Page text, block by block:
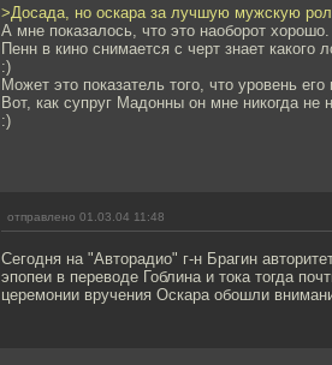
>Досада, но оскара за лучшую мужскую
А мне показалось, что это наоборот хорошо.
Пенн в кино снимается с черт знает какого
:)
Может это показатель того, что уровень
Вот, как супруг Мадонны он мне никогда не
:)
отправлено 01.03.04 11:48
Сегодня на "Авторадио" г-н Брагин
эпопеи в переводе Гоблина и тока тогда
церемонии вручения Оскара обошли